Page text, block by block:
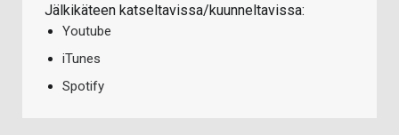
Jälkikäteen katseltavissa/kuunneltavissa:
Youtube
iTunes
Spotify